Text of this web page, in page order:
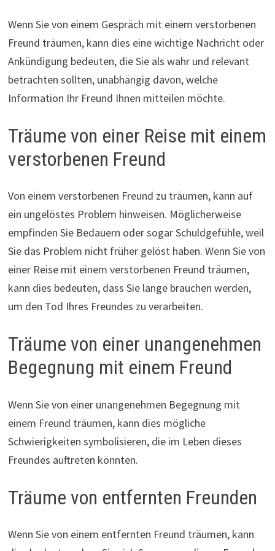
Wenn Sie von einem Gespräch mit einem verstorbenen
Freund träumen, kann dies eine wichtige Nachricht oder
Ankündigung bedeuten, die Sie als wahr und relevant
betrachten sollten, unabhängig davon, welche
Information Ihr Freund Ihnen mitteilen möchte.
Träume von einer Reise mit einem
verstorbenen Freund
Von einem verstorbenen Freund zu träumen, kann auf
ein ungelöstes Problem hinweisen. Möglicherweise
empfinden Sie Bedauern oder sogar Schuldgefühle, weil
Sie das Problem nicht früher gelöst haben. Wenn Sie von
einer Reise mit einem verstorbenen Freund träumen,
kann dies bedeuten, dass Sie lange brauchen werden,
um den Tod Ihres Freundes zu verarbeiten.
Träume von einer unangenehmen
Begegnung mit einem Freund
Wenn Sie von einer unangenehmen Begegnung mit
einem Freund träumen, kann dies mögliche
Schwierigkeiten symbolisieren, die im Leben dieses
Freundes auftreten könnten.
Träume von entfernten Freunden
Wenn Sie von einem entfernten Freund träumen, kann